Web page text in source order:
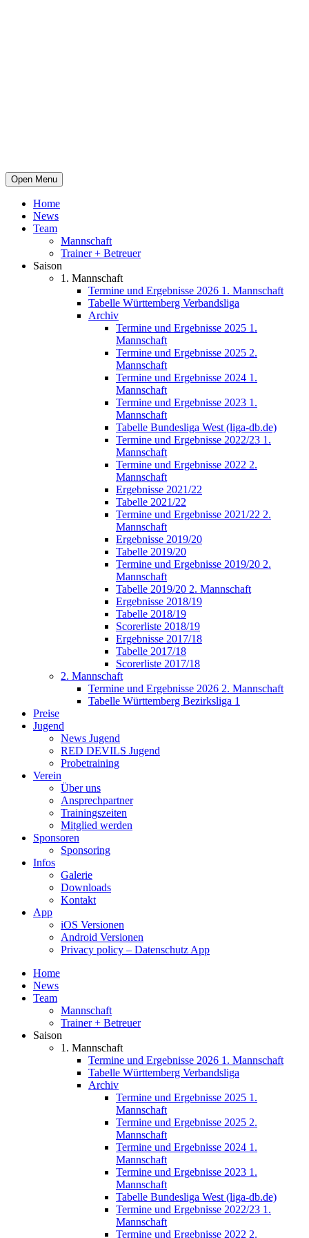
Open Menu
Home
News
Team
Mannschaft
Trainer + Betreuer
Saison
1. Mannschaft
Termine und Ergebnisse 2026 1. Mannschaft
Tabelle Württemberg Verbandsliga
Archiv
Termine und Ergebnisse 2025 1.
Mannschaft
Termine und Ergebnisse 2025 2.
Mannschaft
Termine und Ergebnisse 2024 1.
Mannschaft
Termine und Ergebnisse 2023 1.
Mannschaft
Tabelle Bundesliga West (liga-db.de)
Termine und Ergebnisse 2022/23 1.
Mannschaft
Termine und Ergebnisse 2022 2.
Mannschaft
Ergebnisse 2021/22
Tabelle 2021/22
Termine und Ergebnisse 2021/22 2.
Mannschaft
Ergebnisse 2019/20
Tabelle 2019/20
Termine und Ergebnisse 2019/20 2.
Mannschaft
Tabelle 2019/20 2. Mannschaft
Ergebnisse 2018/19
Tabelle 2018/19
Scorerliste 2018/19
Ergebnisse 2017/18
Tabelle 2017/18
Scorerliste 2017/18
2. Mannschaft
Termine und Ergebnisse 2026 2. Mannschaft
Tabelle Württemberg Bezirksliga 1
Preise
Jugend
News Jugend
RED DEVILS Jugend
Probetraining
Verein
Über uns
Ansprechpartner
Trainingszeiten
Mitglied werden
Sponsoren
Sponsoring
Infos
Galerie
Downloads
Kontakt
App
iOS Versionen
Android Versionen
Privacy policy – Datenschutz App
Home
News
Team
Mannschaft
Trainer + Betreuer
Saison
1. Mannschaft
Termine und Ergebnisse 2026 1. Mannschaft
Tabelle Württemberg Verbandsliga
Archiv
Termine und Ergebnisse 2025 1.
Mannschaft
Termine und Ergebnisse 2025 2.
Mannschaft
Termine und Ergebnisse 2024 1.
Mannschaft
Termine und Ergebnisse 2023 1.
Mannschaft
Tabelle Bundesliga West (liga-db.de)
Termine und Ergebnisse 2022/23 1.
Mannschaft
Termine und Ergebnisse 2022 2.